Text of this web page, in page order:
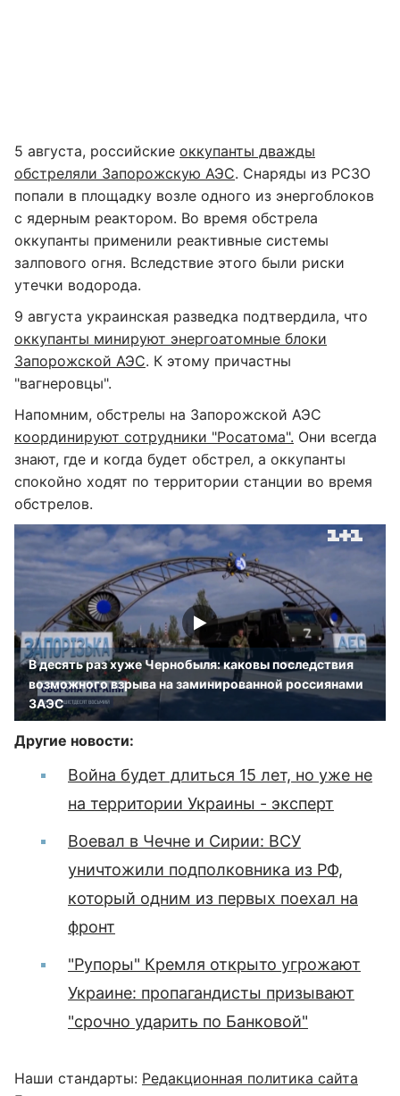
5 августа, российские оккупанты дважды
обстреляли Запорожскую АЭС. Снаряды из РСЗО
попали в площадку возле одного из энергоблоков
с ядерным реактором. Во время обстрела
оккупанты применили реактивные системы
залпового огня. Вследствие этого были риски
утечки водорода.
9 августа украинская разведка подтвердила, что
оккупанты минируют энергоатомные блоки
Запорожской АЭС. К этому причастны
"вагнеровцы".
Напомним, обстрелы на Запорожской АЭС
координируют сотрудники "Росатома". Они всегда
знают, где и когда будет обстрел, а оккупанты
спокойно ходят по территории станции во время
обстрелов.
В десять раз хуже Чернобыля: каковы последствия
возможного взрыва на заминированной россиянами
ЗАЭС
Другие новости:
Война будет длиться 15 лет, но уже не
на территории Украины - эксперт
Воевал в Чечне и Сирии: ВСУ
уничтожили подполковника из РФ,
который одним из первых поехал на
фронт
"Рупоры" Кремля открыто угрожают
Украине: пропагандисты призывают
"срочно ударить по Банковой"
Наши стандарты: Редакционная политика сайта